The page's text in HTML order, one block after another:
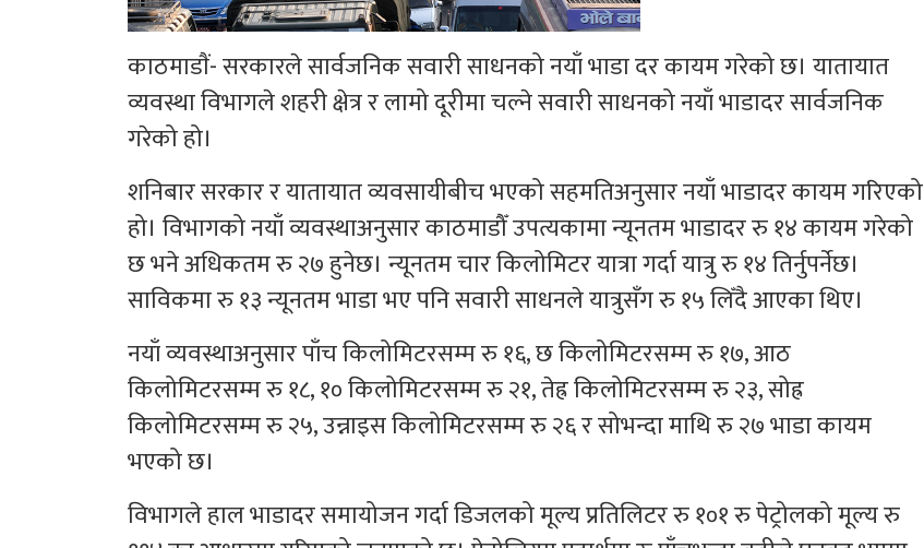
काठमाडाैं- सरकारले सार्वजनिक सवारी साधनको नयाँ भाडा दर कायम गरेको छ। यातायात
व्यवस्था विभागले शहरी क्षेत्र र लामो दूरीमा चल्ने सवारी साधनको नयाँ भाडादर सार्वजनिक
गरेको हो।
शनिबार सरकार र यातायात व्यवसायीबीच भएको सहमतिअनुसार नयाँ भाडादर कायम गरिएको
हो। विभागको नयाँ व्यवस्थाअनुसार काठमाडौँ उपत्यकामा न्यूनतम भाडादर रु १४ कायम गरेको
छ भने अधिकतम रु २७ हुनेछ। न्यूनतम चार किलोमिटर यात्रा गर्दा यात्रु रु १४ तिर्नुपर्नेछ।
साविकमा रु १३ न्यूनतम भाडा भए पनि सवारी साधनले यात्रुसँग रु १५ लिँदै आएका थिए।
नयाँ व्यवस्थाअनुसार पाँच किलोमिटरसम्म रु १६, छ किलोमिटरसम्म रु १७, आठ
किलोमिटरसम्म रु १८, १० किलोमिटरसम्म रु २१, तेह्र किलोमिटरसम्म रु २३, सोह्र
किलोमिटरसम्म रु २५, उन्नाइस किलोमिटरसम्म रु २६ र सोभन्दा माथि रु २७ भाडा कायम
भएको छ।
विभागले हाल भाडादर समायोजन गर्दा डिजलको मूल्य प्रतिलिटर रु १०१ रु पेट्रोलको मूल्य रु